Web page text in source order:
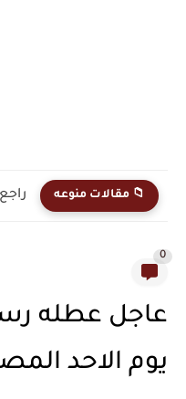
📁 مقالات منوعه
0
عاجل عطله
يوم الاحد المصادف